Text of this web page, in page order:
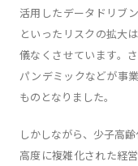
活用したデータドリブ
といったリスクの拡大
儀なくさせています。
パンデミックなどが事
ものとなりました。
しかしながら、少子高
高度に複雑化された経